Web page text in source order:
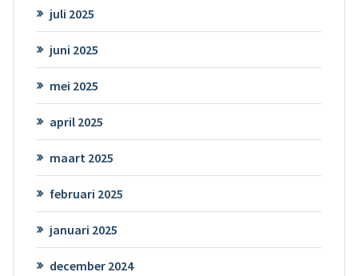
juli 2025
juni 2025
mei 2025
april 2025
maart 2025
februari 2025
januari 2025
december 2024